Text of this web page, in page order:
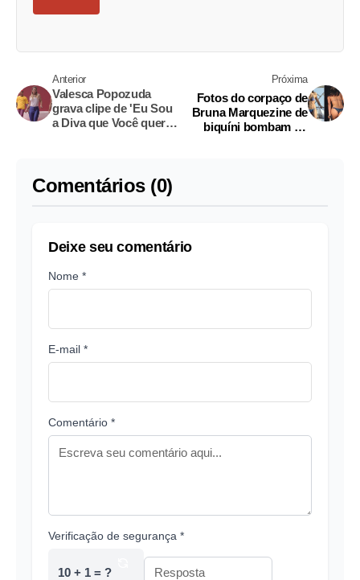
Anterior
Valesca Popozuda
grava clipe de 'Eu Sou
a Diva que Você quer
Próxima
Fotos do corpaço de
Bruna Marquezine de
biquíni bombam no
Comentários (0)
Deixe seu comentário
Nome *
E-mail *
Comentário *
Verificação de segurança *
10 + 1 = ?